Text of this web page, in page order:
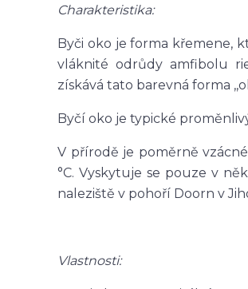
Charakteristika:
Byči oko je forma křemene,
vláknité odrůdy amfibolu
získává tato barevná forma
Byčí oko je typické
V přírodě je poměrně
°C. Vyskytuje se pouze v
naleziště v pohoří Doorn v
Vlastnosti: